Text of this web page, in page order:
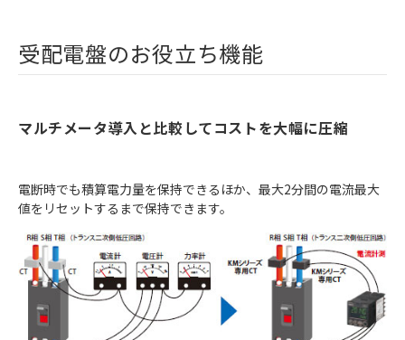
受配電盤のお役立ち機能
マルチメータ導入と比較してコストを大幅に圧縮
電断時でも積算電力量を保持できるほか、最大2分間の電流最大
値をリセットするまで保持できます。